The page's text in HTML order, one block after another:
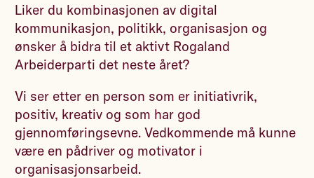
Liker du kombinasjonen av digital
kommunikasjon, politikk, organisasjon og
ønsker å bidra til et aktivt Rogaland
Arbeiderparti det neste året?
Vi ser etter en person som er initiativrik,
positiv, kreativ og som har god
gjennomføringsevne. Vedkommende må kunne
være en pådriver og motivator i
organisasjonsarbeid.